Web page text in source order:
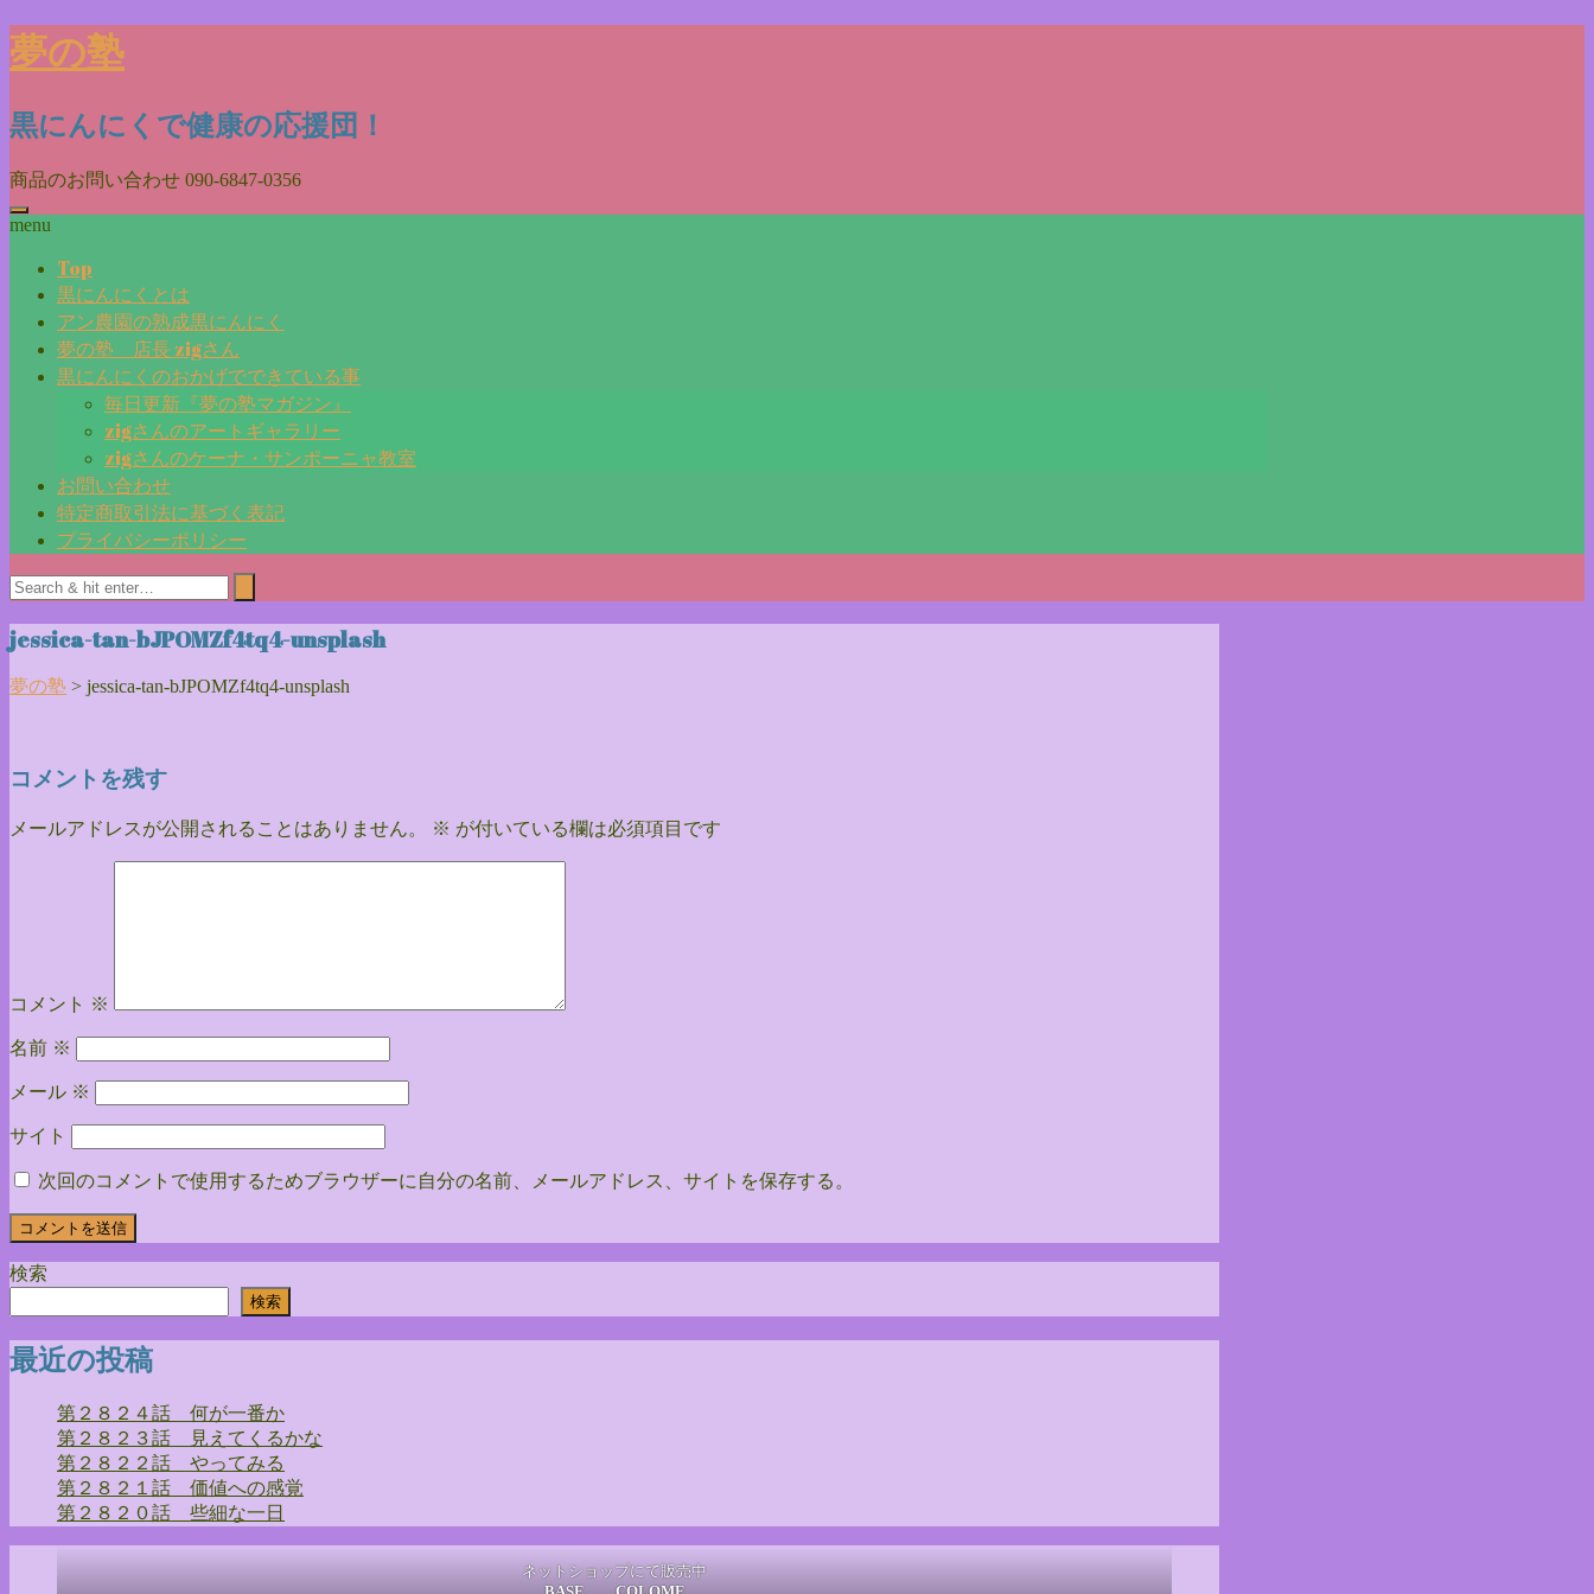
Skip
to
content
夢の塾
黒にんにくで健康の応援団！
商品のお問い合わせ 090-6847-0356
menu
Top
黒にんにくとは
アン農園の熟成黒にんにく
夢の塾 店長 zigさん
黒にんにくのおかげでできている事
毎日更新『夢の塾マガジン』
zigさんのアートギャラリー
zigさんのケーナ・サンポーニャ教室
お問い合わせ
特定商取引法に基づく表記
プライバシーポリシー
jessica-tan-bJPOMZf4tq4-unsplash
夢の塾 > jessica-tan-bJPOMZf4tq4-unsplash
コメントを残す
メールアドレスが公開されることはありません。 ※ が付いている欄は必須項目です
コメント ※
名前 ※
メール ※
サイト
次回のコメントで使用するためブラウザーに自分の名前、メールアドレス、サイトを保存する。
検索
検索
最近の投稿
第２８２４話 何が一番か
第２８２３話 見えてくるかな
第２８２２話 やってみる
第２８２１話 価値への感覚
第２８２０話 些細な一日
ネットショップにて販売中